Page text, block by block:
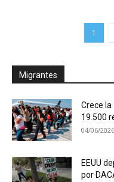
1
Migrantes
Crece
19.500
04/06/2026
EEUU
por